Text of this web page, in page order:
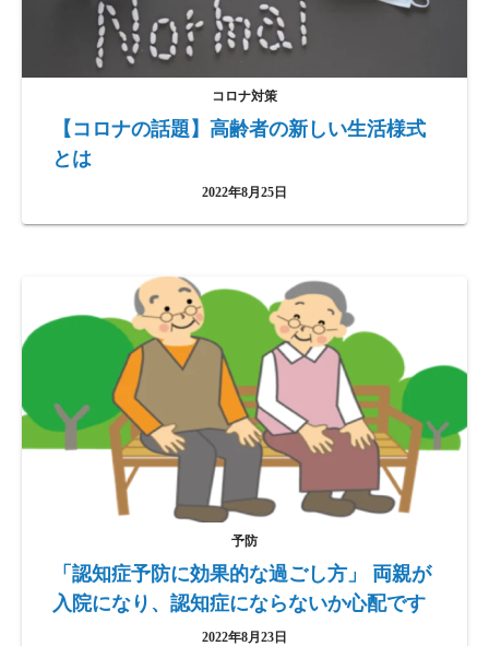
コロナ対策
【コロナの話題】高齢者の新しい生活様式
とは
2022年8月25日
予防
「認知症予防に効果的な過ごし方」 両親が
入院になり、認知症にならないか心配です
2022年8月23日